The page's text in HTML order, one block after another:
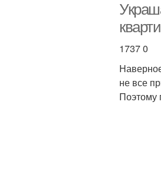
1737 0
не все
Поэтому